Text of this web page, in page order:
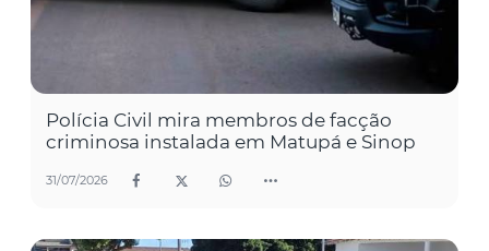
Polícia Civil mira membros de facção
criminosa instalada em Matupá e Sinop
31/07/2026